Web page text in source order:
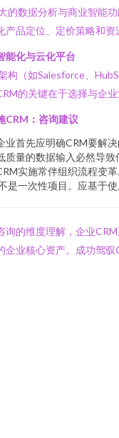
的数据分析与商业智能
品定位、定价策略和资
能化与云化平台
构（如Salesforce、
的关键在于选择与企
CRM：咨询建议
业首先应明确CRM要解
质量的数据输入必然导
实施常伴组织流程变
是一次性项目。应基于
询的维度理解，企业
企业核心资产。成功驾